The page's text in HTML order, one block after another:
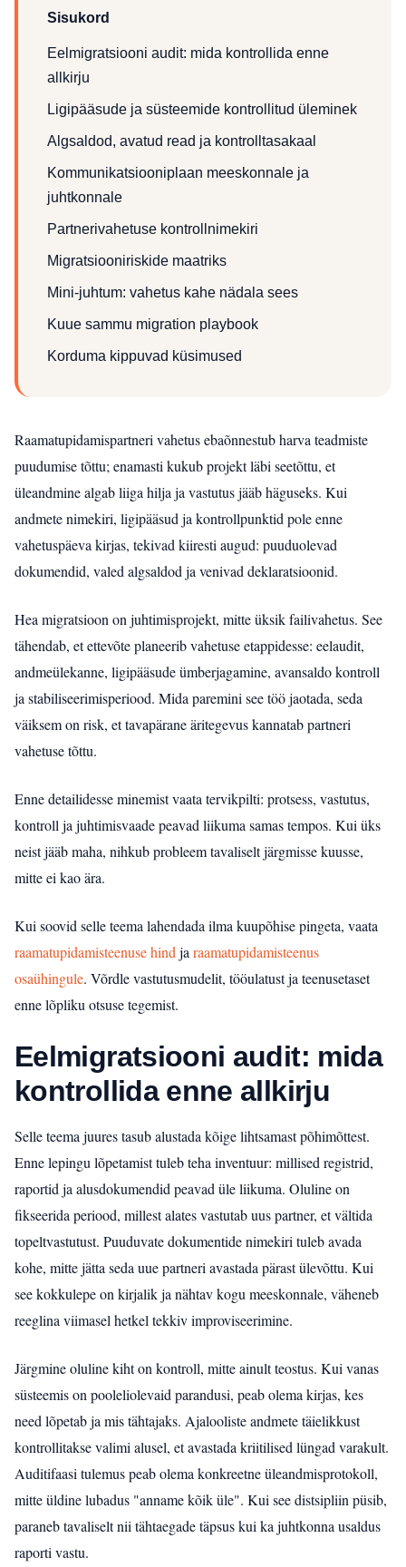
Sisukord
Eelmigratsiooni audit: mida kontrollida enne
allkirju
Ligipääsude ja süsteemide kontrollitud üleminek
Algsaldod, avatud read ja kontrolltasakaal
Kommunikatsiooniplaan meeskonnale ja
juhtkonnale
Partnerivahetuse kontrollnimekiri
Migratsiooniriskide maatriks
Mini-juhtum: vahetus kahe nädala sees
Kuue sammu migration playbook
Korduma kippuvad küsimused
Raamatupidamispartneri vahetus ebaõnnestub harva teadmiste
puudumise tõttu; enamasti kukub projekt läbi seetõttu, et
üleandmine algab liiga hilja ja vastutus jääb häguseks. Kui
andmete nimekiri, ligipääsud ja kontrollpunktid pole enne
vahetuspäeva kirjas, tekivad kiiresti augud: puuduolevad
dokumendid, valed algsaldod ja venivad deklaratsioonid.
Hea migratsioon on juhtimisprojekt, mitte üksik failivahetus. See
tähendab, et ettevõte planeerib vahetuse etappidesse: eelaudit,
andmeülekanne, ligipääsude ümberjagamine, avansaldo kontroll
ja stabiliseerimisperiood. Mida paremini see töö jaotada, seda
väiksem on risk, et tavapärane äritegevus kannatab partneri
vahetuse tõttu.
Enne detailidesse minemist vaata tervikpilti: protsess, vastutus,
kontroll ja juhtimisvaade peavad liikuma samas tempos. Kui üks
neist jääb maha, nihkub probleem tavaliselt järgmisse kuusse,
mitte ei kao ära.
Kui soovid selle teema lahendada ilma kuupõhise pingeta, vaata
raamatupidamisteenuse hind ja raamatupidamisteenus
osaühingule. Võrdle vastutusmudelit, tööulatust ja teenusetaset
enne lõpliku otsuse tegemist.
Eelmigratsiooni audit: mida
kontrollida enne allkirju
Selle teema juures tasub alustada kõige lihtsamast põhimõttest.
Enne lepingu lõpetamist tuleb teha inventuur: millised registrid,
raportid ja alusdokumendid peavad üle liikuma. Oluline on
fikseerida periood, millest alates vastutab uus partner, et vältida
topeltvastutust. Puuduvate dokumentide nimekiri tuleb avada
kohe, mitte jätta seda uue partneri avastada pärast ülevõttu. Kui
see kokkulepe on kirjalik ja nähtav kogu meeskonnale, väheneb
reeglina viimasel hetkel tekkiv improviseerimine.
Järgmine oluline kiht on kontroll, mitte ainult teostus. Kui vanas
süsteemis on pooleliolevaid parandusi, peab olema kirjas, kes
need lõpetab ja mis tähtajaks. Ajalooliste andmete täielikkust
kontrollitakse valimi alusel, et avastada kriitilised lüngad varakult.
Auditifaasi tulemus peab olema konkreetne üleandmisprotokoll,
mitte üldine lubadus "anname kõik üle". Kui see distsipliin püsib,
paraneb tavaliselt nii tähtaegade täpsus kui ka juhtkonna usaldus
raporti vastu.